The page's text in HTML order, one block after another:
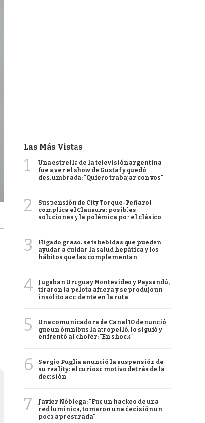
Las Más Vistas
1
Una estrella de la televisión argentina
fue a ver el show de Gustaf y quedó
deslumbrada: "Quiero trabajar con vos"
2
Suspensión de City Torque-Peñarol
complica el Clausura: posibles
soluciones y la polémica por el clásico
3
Hígado graso: seis bebidas que pueden
ayudar a cuidar la salud hepática y los
hábitos que las complementan
4
Jugaban Uruguay Montevideo y Paysandú,
tiraron la pelota afuera y se produjo un
insólito accidente en la ruta
5
Una comunicadora de Canal 10 denunció
que un ómnibus la atropelló, lo siguió y
enfrentó al chofer: "En shock"
6
Sergio Puglia anunció la suspensión de
su reality: el curioso motivo detrás de la
decisión
7
Javier Nóblega: "Fue un hackeo de una
red lumínica, tomaron una decisión un
poco apresurada"